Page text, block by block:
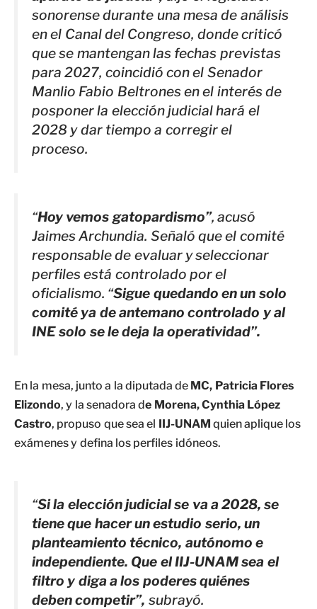
sonorense durante una mesa de análisis
en el Canal del Congreso, donde criticó
que se mantengan las fechas previstas
para 2027, coincidió con el Senador
Manlio Fabio Beltrones en el interés de
posponer la elección judicial hará el
2028 y dar tiempo a corregir el
proceso.
“Hoy vemos gatopardismo”, acusó
Jaimes Archundia. Señaló que el comité
responsable de evaluar y seleccionar
perfiles está controlado por el
oficialismo. “Sigue quedando en un solo
comité ya de antemano controlado y al
INE solo se le deja la operatividad”.
En la mesa, junto a la diputada de MC, Patricia Flores
Elizondo, y la senadora de Morena, Cynthia López
Castro, propuso que sea el IIJ-UNAM quien aplique los
exámenes y defina los perfiles idóneos.
“Si la elección judicial se va a 2028, se
tiene que hacer un estudio serio, un
planteamiento técnico, autónomo e
independiente. Que el IIJ-UNAM sea el
filtro y diga a los poderes quiénes
deben competir”, subrayó.